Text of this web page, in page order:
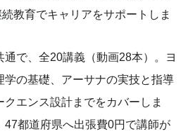
教育でキャリアをサポートしま
で、全20講義（動画28本）。ヨ
学の基礎、アーサナの実技と指導
エンス設計までをカバーしま
47都道府県へ出張費0円で講師が